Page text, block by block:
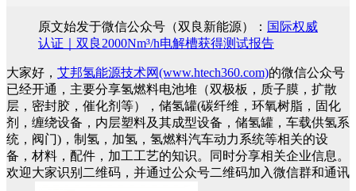
原文始发于微信公众号（双良新能源）： 国际权威
认证｜双良2000Nm³/h电解槽获得测试报告
大家好， 艾邦氢能源技术网(www.htech360.com)的微信公众号
已经开通，主要分享氢燃料电池堆（双极板，质子膜，扩散
层，密封胶，催化剂等），储氢罐(碳纤维，环氧树脂，固化
剂，缠绕设备，内层塑料及其成型设备，储氢罐，车载供氢系
统，阀门)，制氢，加氢，氢燃料汽车动力系统等相关的设
备，材料，配件，加工工艺的知识。同时分享相关企业信息。
欢迎大家识别二维码，并通过公众号二维码加入微信群和通讯